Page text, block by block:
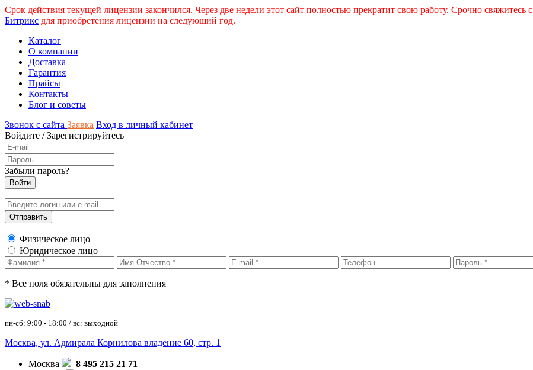
Срок действия текущей лицензии закончился. Через две недели этот сайт полностью прекратит свою работу. Срочно свяжитесь с
Битрикс для приобретения лицензии на следующий год.
Каталог
О компании
Доставка
Гарантия
Прайсы
Контакты
Блог и советы
Звонок с сайта Заявка Вход в личный кабинет
Войдите /Зарегистрируйтесь
Забыли пароль?
Физическое лицо
Юридическое лицо
* Все поля обязательны для заполнения
пн-сб: 9:00 - 18:00 / вс: выходной
Москва, ул. Адмирала Корнилова владение 60, стр. 1
Москва
8 495 215 21 71